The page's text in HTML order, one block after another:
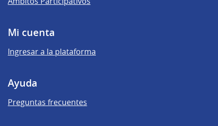
Mi cuenta
Ingresar a la plataforma
Ayuda
Preguntas frecuentes